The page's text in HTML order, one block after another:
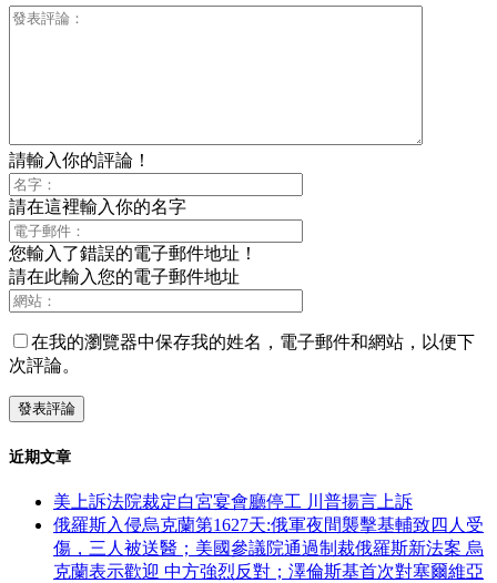
請輸入你的評論！
請在這裡輸入你的名字
您輸入了錯誤的電子郵件地址！
請在此輸入您的電子郵件地址
在我的瀏覽器中保存我的姓名，電子郵件和網站，以便下
次評論。
近期文章
美上訴法院裁定白宮宴會廳停工 川普揚言上訴
俄羅斯入侵烏克蘭第1627天:俄軍夜間襲擊基輔致四人受
傷，三人被送醫；美國參議院通過制裁俄羅斯新法案 烏
克蘭表示歡迎 中方強烈反對；澤倫斯基首次對塞爾維亞